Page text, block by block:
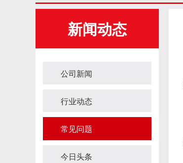
新闻动态
公司新闻
行业动态
常见问题
今日头条